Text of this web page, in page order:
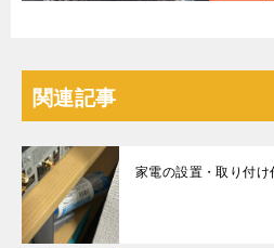
関連記事
家電の設置・取り付